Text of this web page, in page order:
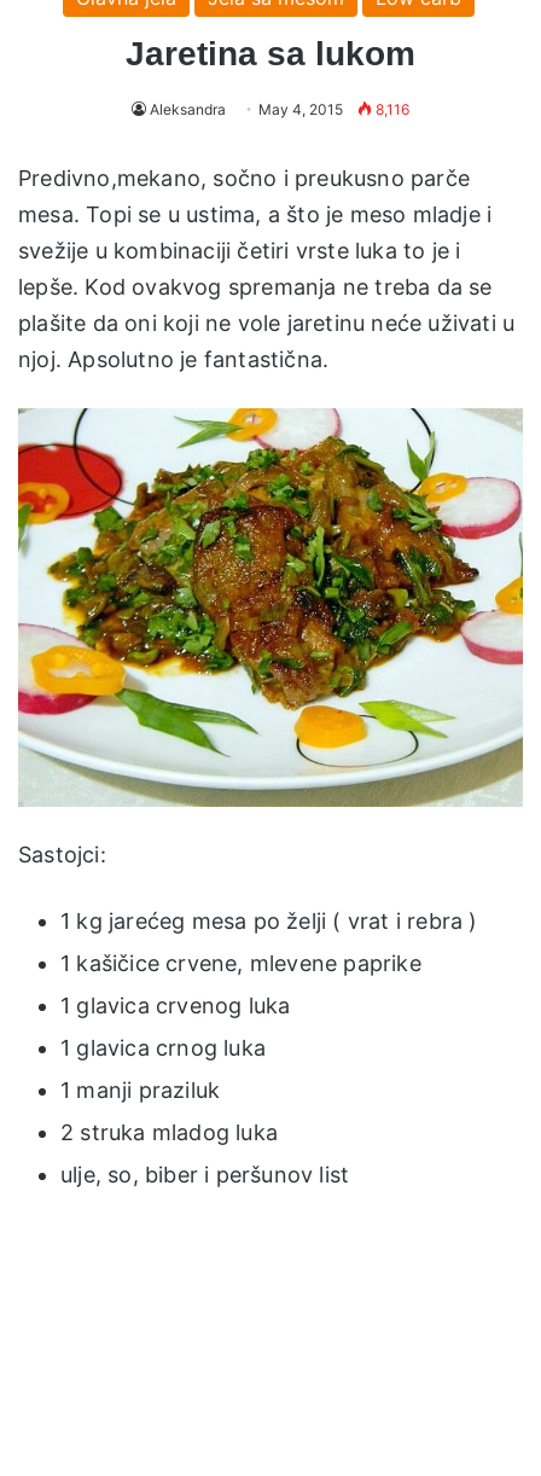
Jaretina sa lukom
Aleksandra May 4, 2015 8,116
Predivno,mekano, sočno i preukusno parče
mesa. Topi se u ustima, a što je meso mladje i
svežije u kombinaciji četiri vrste luka to je i
lepše. Kod ovakvog spremanja ne treba da se
plašite da oni koji ne vole jaretinu neće uživati u
njoj. Apsolutno je fantastična.
Sastojci:
1 kg jarećeg mesa po želji ( vrat i rebra )
1 kašičice crvene, mlevene paprike
1 glavica crvenog luka
1 glavica crnog luka
1 manji praziluk
2 struka mladog luka
ulje, so, biber i peršunov list